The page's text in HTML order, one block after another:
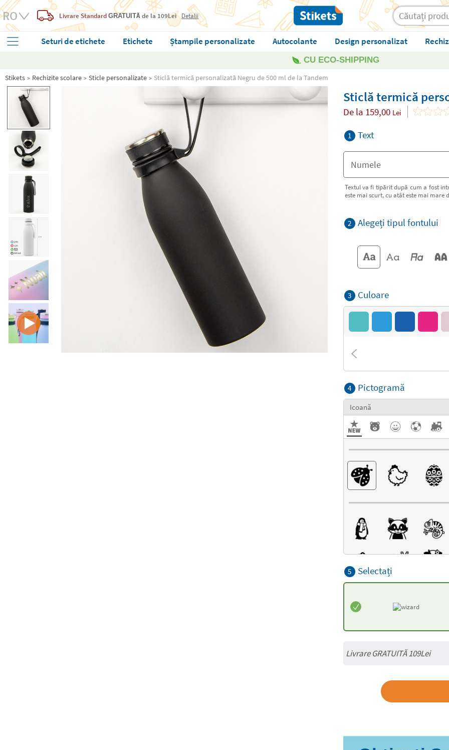
Livrare Standard GRATUITĂ de la 109Lei Detalii
Seturi de etichete Etichete Ștampile personalizate Autocolante Design personalizat
CU ECO-SHIPPING
Stikets Rechizite scolare Sticle personalizate Sticlă termică personalizată Negru de 500 ml de la Tandem
Sticlă termică
De la 159,00 Lei
1 Text
Textul va fi tipărit după cum a fost
este mai scurt, cu atât este mai mare
2 Alegeți tipul fontului
3 Culoare
4 Pictogramă
Icoană
5 Selectați
Livrare GRATUITĂ 109Lei